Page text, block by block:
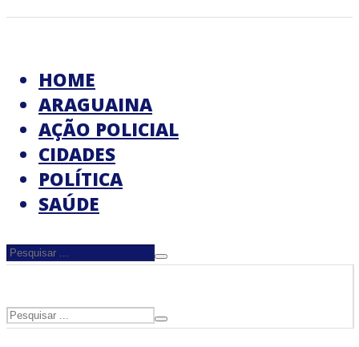
HOME
ARAGUAINA
AÇÃO POLICIAL
CIDADES
POLÍTICA
SAÚDE